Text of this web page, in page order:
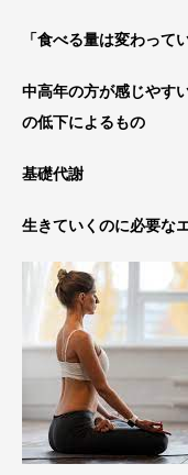
「食べる量は変わって
中高年の方が感じやす
の低下によるもの
基礎代謝
生きていくのに必要な